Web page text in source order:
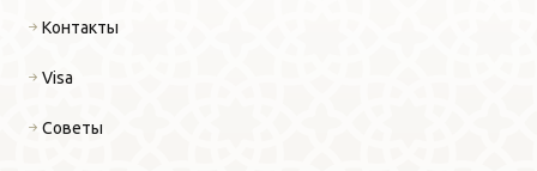
Контакты
Visa
Советы